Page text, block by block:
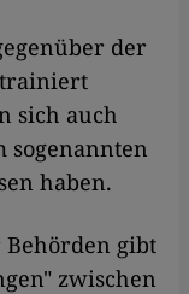
der
trainiert
sich auch
haben.
gibt
zwischen